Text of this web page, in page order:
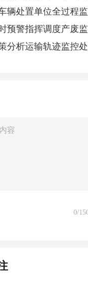
辆处置单位全过程
预警指挥调度产废
分析运输轨迹监控
步APP电子秤分类称
工业固废拉运二维码
——先扫描后拉运，
扫描转移过程监控
分析，包括现状分析
0/